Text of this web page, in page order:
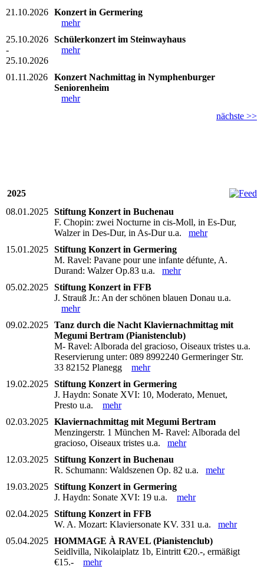
21.10.2026 Konzert in Germering
mehr
25.10.2026
-
25.10.2026
Schülerkonzert im Steinwayhaus
mehr
01.11.2026
Konzert Nachmittag in Nymphenburger
Seniorenheim
mehr
nächste >>
2025
08.01.2025 Stiftung Konzert in Buchenau
F. Chopin: zwei Nocturne in cis-Moll, in Es-Dur,
Walzer in Des-Dur, in As-Dur u.a. mehr
15.01.2025 Stiftung Konzert in Germering
M. Ravel: Pavane pour une infante défunte, A.
Durand: Walzer Op.83 u.a. mehr
05.02.2025 Stiftung Konzert in FFB
J. Strauß Jr.: An der schönen blauen Donau u.a.
mehr
09.02.2025 Tanz durch die Nacht Klaviernachmittag mit
Megumi Bertram (Pianistenclub)
M- Ravel: Alborada del gracioso, Oiseaux tristes u.a.
Reservierung unter: 089 8992240 Germeringer Str.
33 82152 Planegg mehr
19.02.2025 Stiftung Konzert in Germering
J. Haydn: Sonate XVI: 10, Moderato, Menuet,
Presto u.a. mehr
02.03.2025 Klaviernachmittag mit Megumi Bertram
Menzingerstr. 1 München M- Ravel: Alborada del
gracioso, Oiseaux tristes u.a. mehr
12.03.2025 Stiftung Konzert in Buchenau
R. Schumann: Waldszenen Op. 82 u.a. mehr
19.03.2025 Stiftung Konzert in Germering
J. Haydn: Sonate XVI: 19 u.a. mehr
02.04.2025 Stiftung Konzert in FFB
W. A. Mozart: Klaviersonate KV. 331 u.a. mehr
05.04.2025 HOMMAGE À RAVEL (Pianistenclub)
Seidlvilla, Nikolaiplatz 1b, Eintritt €20.-, ermäßigt
€15.- mehr